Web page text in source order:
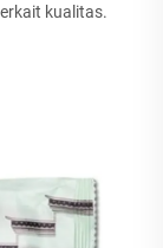
kualitas.